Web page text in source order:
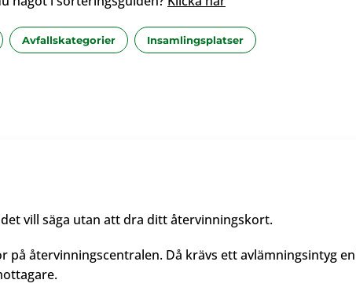
Avfallskategorier Insamlingsplatser
vill säga utan att dra ditt återvinningskort.
återvinningscentralen. Då krävs ett avlämningsintyg